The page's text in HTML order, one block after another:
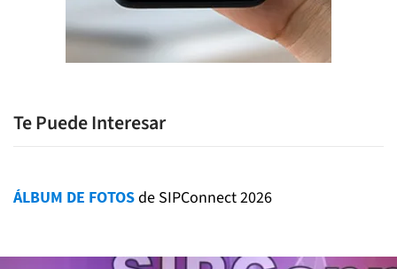
Te Puede Interesar
ÁLBUM DE FOTOSde SIPConnect 2026